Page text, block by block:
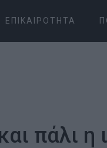
ΕΠΙΚΑΙΡΌΤΗΤΑ
πάλι